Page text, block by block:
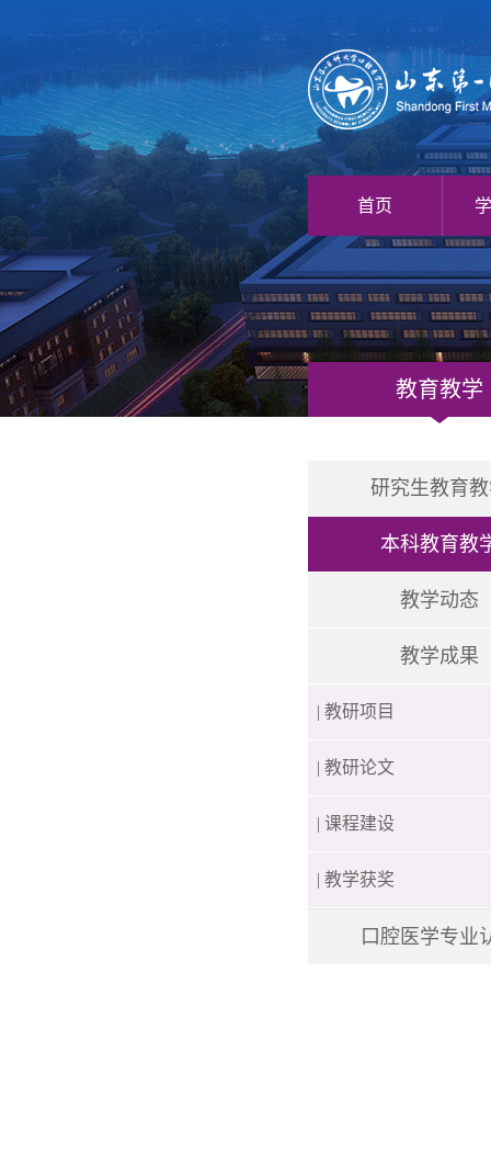
首页
教育教学
研究生教育
本科教育教
教学动态
教学成果
| 教研项目
| 教研论文
| 课程建设
| 教学获奖
口腔医学专业